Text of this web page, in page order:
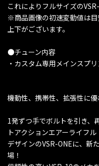
これによりフルサイズの
※商品画像の初速変動値は
上下がございます。
●チューン内容
・カスタム専用メインスプ
機動性、携帯性、拡張性に
1発ずつ手でボルトを引き、
トアクションエアーライフ
デザインのVSR-ONEに、新
場！